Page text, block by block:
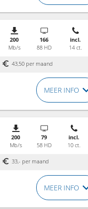
200
Mb/s
166
88 HD
incl.
14 ct.
43,50 per maand
MEER INFO
200
Mb/s
79
58 HD
incl.
10 ct.
33,- per maand
MEER INFO